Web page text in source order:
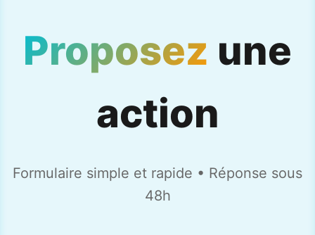
Proposez une
action
Formulaire simple et rapide • Réponse sous
48h